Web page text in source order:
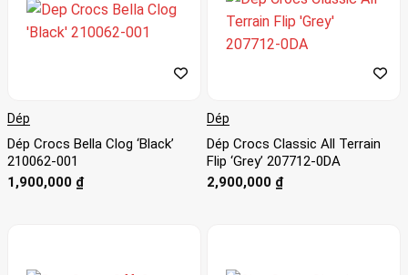
Dép
Dép Crocs Bella Clog ‘Black’
210062-001
1,900,000 ₫
Dép
Dép Crocs Classic All Terrain
Flip ‘Grey’ 207712-0DA
2,900,000 ₫